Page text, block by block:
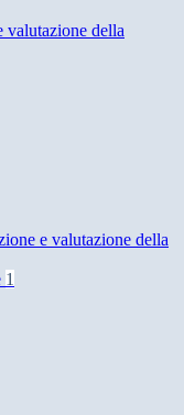
valutazione della
e valutazione della
1